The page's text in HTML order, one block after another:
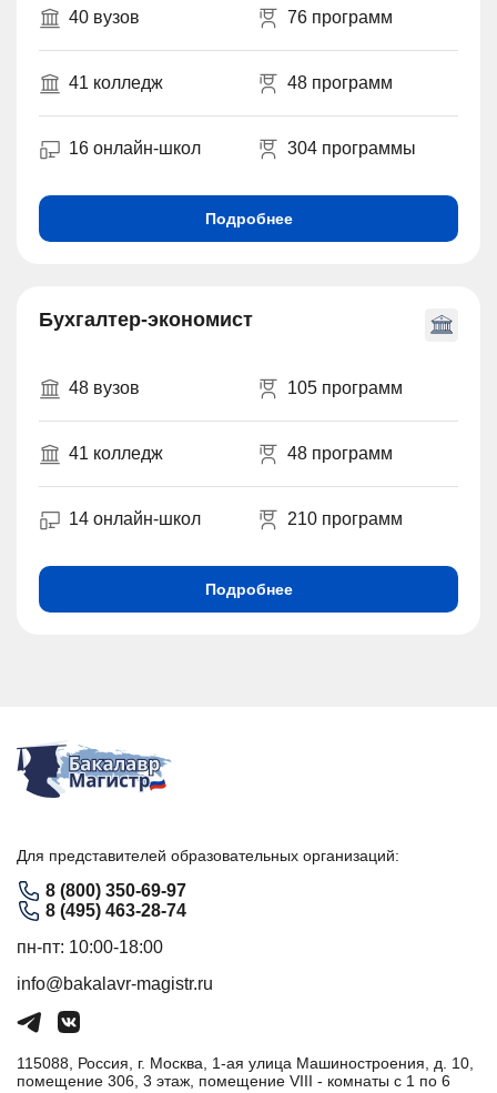
40 вузов 76 программ
41 колледж 48 программ
16 онлайн-школ 304 программы
Подробнее
Бухгалтер-экономист
48 вузов 105 программ
41 колледж 48 программ
14 онлайн-школ 210 программ
Подробнее
Для представителей образовательных организаций:
8 (800) 350-69-97
8 (495) 463-28-74
пн-пт: 10:00-18:00
info@bakalavr-magistr.ru
115088, Россия, г. Москва, 1-ая улица Машиностроения, д. 10,
помещение 306, 3 этаж, помещение VIII - комнаты с 1 по 6